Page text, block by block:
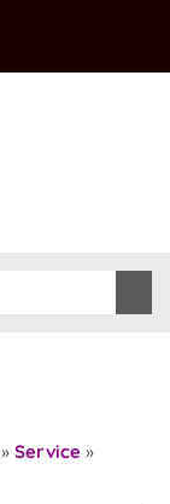
» Service »